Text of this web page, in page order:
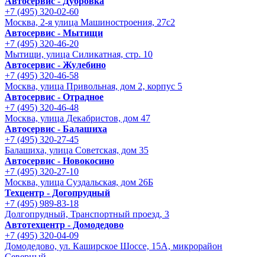
+7 (495) 320-02-60
Москва, 2-я улица Машиностроения, 27с2
Автосервис - Мытищи
+7 (495) 320-46-20
Мытищи, улица Силикатная, стр. 10
Автосервис - Жулебино
+7 (495) 320-46-58
Москва, улица Привольная, дом 2, корпус 5
Автосервис - Отрадное
+7 (495) 320-46-48
Москва, улица Декабристов, дом 47
Автосервис - Балашиха
+7 (495) 320-27-45
Балашиха, улица Советская, дом 35
Автосервис - Новокосино
+7 (495) 320-27-10
Москва, улица Суздальская, дом 26Б
Техцентр - Догопрудный
+7 (495) 989-83-18
Долгопрудный, Транспортный проезд, 3
Автотехцентр - Домодедово
+7 (495) 320-04-09
Домодедово, ул. Каширское Шоссе, 15А, микрорайон